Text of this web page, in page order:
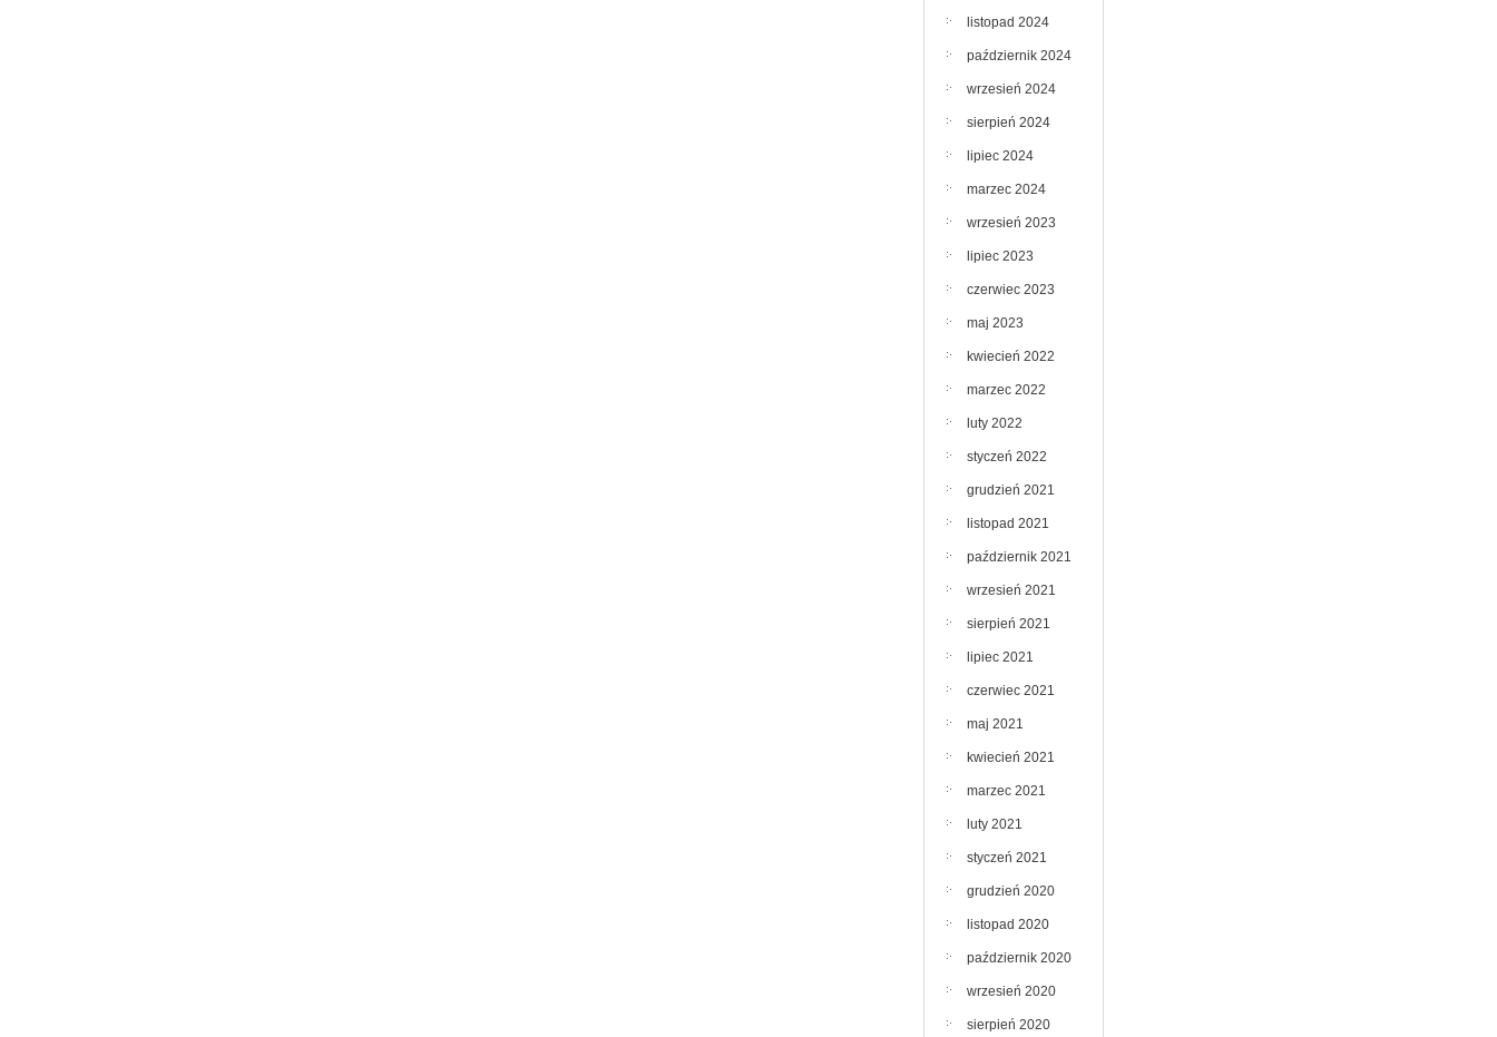
listopad 2024
październik 2024
wrzesień 2024
sierpień 2024
lipiec 2024
marzec 2024
wrzesień 2023
lipiec 2023
czerwiec 2023
maj 2023
kwiecień 2022
marzec 2022
luty 2022
styczeń 2022
grudzień 2021
listopad 2021
październik 2021
wrzesień 2021
sierpień 2021
lipiec 2021
czerwiec 2021
maj 2021
kwiecień 2021
marzec 2021
luty 2021
styczeń 2021
grudzień 2020
listopad 2020
październik 2020
wrzesień 2020
sierpień 2020